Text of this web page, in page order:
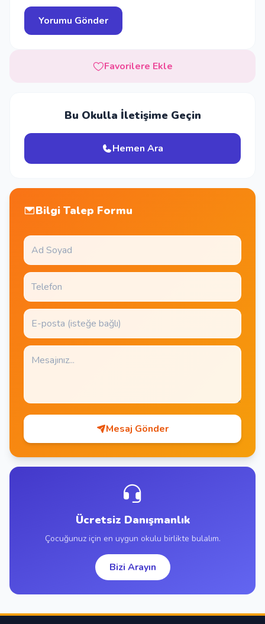
Favorilere Ekle
Bu Okulla İletişime Geçin
Hemen Ara
Bilgi Talep Formu
Mesaj Gönder
Ücretsiz Danışmanlık
Çocuğunuz için en uygun okulu birlikte bulalım.
Bizi Arayın